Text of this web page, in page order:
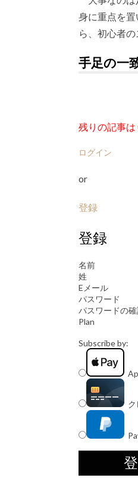
身に重点を
ら、初心者
手足の一
残りの記事
ログイン
or
登録
登録
名前
姓
Eメール
パスワード
パスワードの
Plan
Subscribe by: